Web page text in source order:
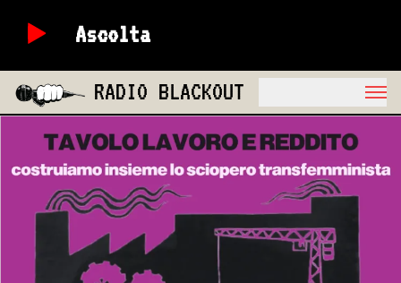
Ascolta
RADIO BLACKOUT